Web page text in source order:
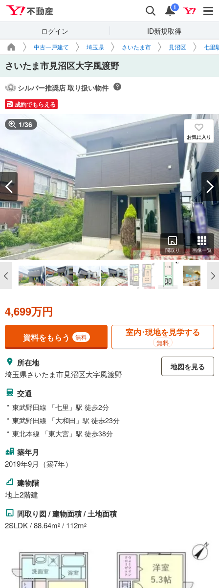
検索 通知
i
ログイン ID新規取得
中古一戸建て 埼玉県 さいたま市 見沼区 七里
さいたま市見沼区大字風渡野
シルバー推奨店 取り扱い物件
成約でもらえる
1/36
お気に入り
間取り 画像一覧
4,699万円
資料をもらう 無料 室内･現地を見学する
無料
所在地
埼玉県さいたま市見沼区大字風渡野
地図を見る
交通
東武野田線 「七里」駅 徒歩2分
東武野田線 「大和田」駅 徒歩23分
東北本線 「東大宮」駅 徒歩38分
築年月
2019年9月（築7年）
建物階
地上2階建
間取り図 / 建物面積 / 土地面積
2SLDK / 88.64m2 / 112m2